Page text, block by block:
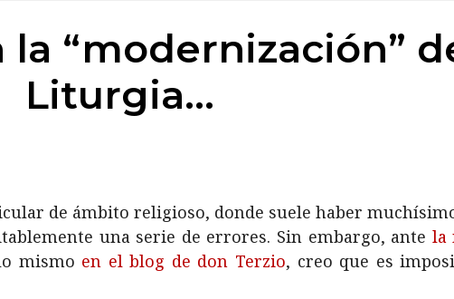
la “modernización”
Liturgia…
de ámbito religioso, donde suele haber
una serie de errores. Sin embargo, ante la
mismo en el blog de don Terzio, creo que es